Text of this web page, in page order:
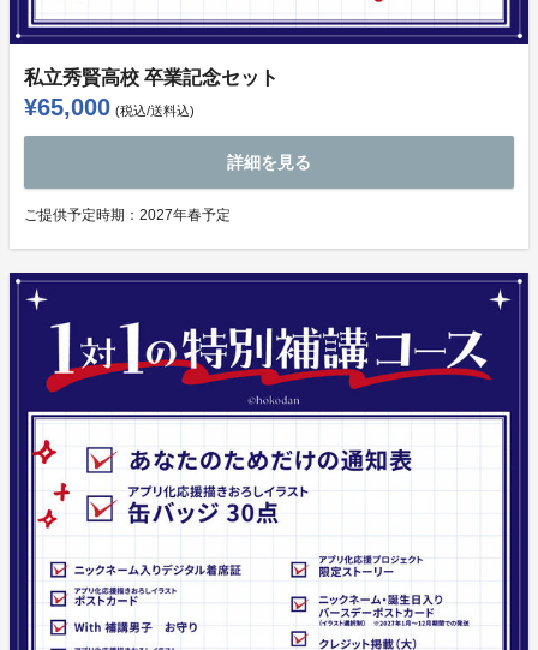
私立秀賢高校 卒業記念セット
¥65,000 (税込/送料込)
詳細を見る
ご提供予定時期： 2027年春予定